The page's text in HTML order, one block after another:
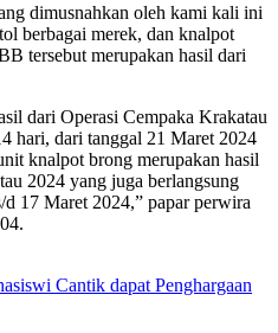
dimusnahkan oleh kami kali ini
berbagai merek, dan knalpot
tersebut merupakan hasil dari
dari Operasi Cempaka Krakatau
hari, dari tanggal 21 Maret 2024
knalpot brong merupakan hasil
2024 yang juga berlangsung
17 Maret 2024,” papar perwira
Cantik dapat Penghargaan